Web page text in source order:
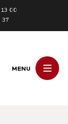
13 00
37
MENU